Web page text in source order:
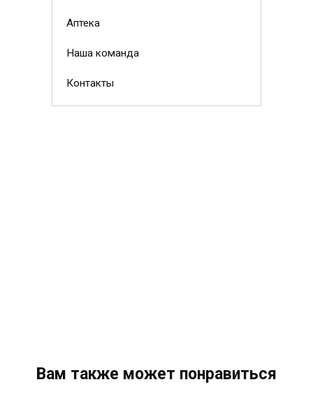
Аптека
Наша команда
Контакты
Вам также может понравиться